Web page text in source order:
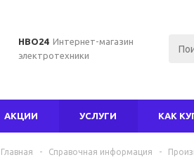
НВО24 Интернет-магазин
электротехники
АКЦИИ УСЛУГИ КАК
Главная - Справочная информация -